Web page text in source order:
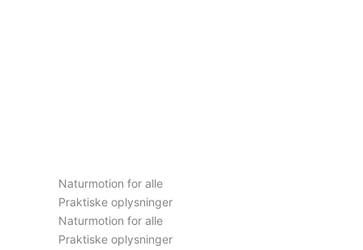
Naturmotion for alle
Praktiske oplysninger
Naturmotion for alle
Praktiske oplysninger